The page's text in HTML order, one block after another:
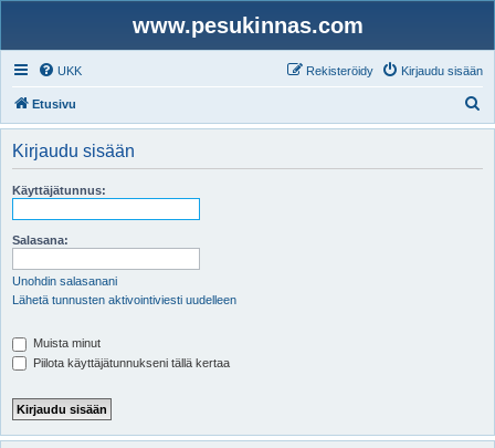
www.pesukinnas.com
UKK Kirjaudu sisään
Rekisteröidy
Etusivu
t
Kirjaudu sisään
Käyttäjätunnus:
Salasana:
Unohdin salasanani
Lähetä tunnusten aktivointiviesti uudelleen
Muista minut
Piilota käyttäjätunnukseni tällä kertaa